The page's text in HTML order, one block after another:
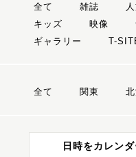
全て 雑誌
キッズ
映像
ギャラリー
T-
全て 関東
日時をカレン